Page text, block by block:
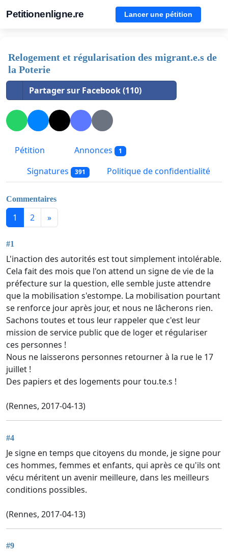
Petitionenligne.re Lancer une pétition
Relogement et régularisation des migrant.e.s de
la Poterie
Partager sur Facebook (110)
Pétition Annonces 1
Signatures 391 Politique de confidentialité
Commentaires
1 2 »
#1
L'inaction des autorités est tout simplement intolérable.
Cela fait des mois que l'on attend un signe de vie de la
préfecture sur la question, elle semble juste attendre
que la mobilisation s'estompe. La mobilisation pourtant
se renforce jour après jour, et nous ne lâcherons rien.
Sachons toutes et tous leur rappeler que c'est leur
mission de service public que de loger et régulariser
ces personnes !
Nous ne laisserons personnes retourner à la rue le 17
juillet !
Des papiers et des logements pour tou.te.s !
(Rennes, 2017-04-13)
#4
Je signe en temps que citoyens du monde, je signe pour
ces hommes, femmes et enfants, qui après ce qu'ils ont
vécu méritent un avenir meilleure, dans les meilleurs
conditions possibles.
(Rennes, 2017-04-13)
#9